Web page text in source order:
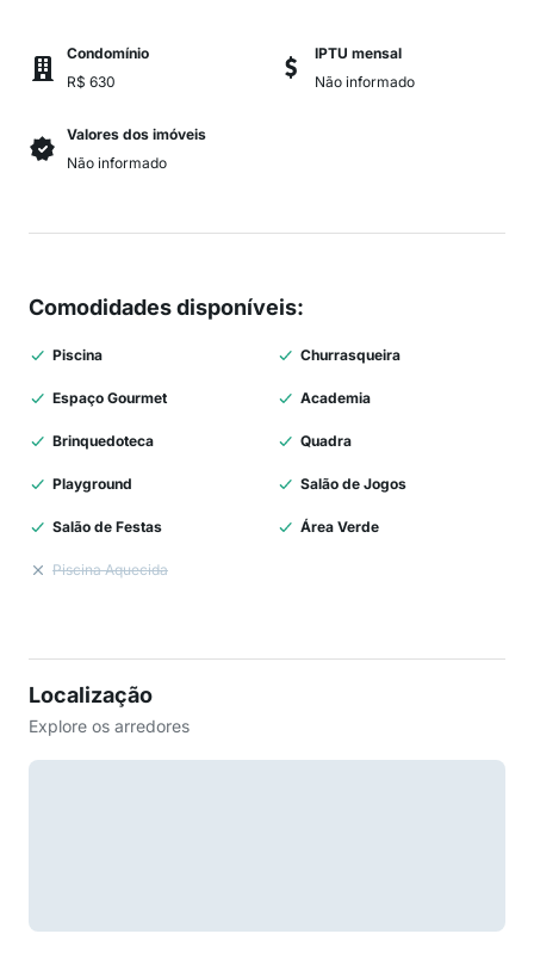
Condomínio
R$ 630
IPTU mensal
Não informado
Valores dos imóveis
Não informado
Comodidades disponíveis:
Piscina Churrasqueira
Espaço Gourmet Academia
Brinquedoteca Quadra
Playground Salão de Jogos
Salão de Festas Área Verde
Piscina Aquecida
Localização
Explore os arredores